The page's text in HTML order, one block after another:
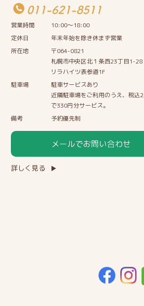
011-621-8511
営業時間
10:00〜18:00
定休日
年末年始を除き休まず営業
所在地
〒064-0821
札幌市中央区北１条西23丁目1-28
リラハイツ表参道1F
駐車場
駐車サービスあり
近隣駐車場をご利用のうえ、税込
で330円分サービス。
備考
予約優先制
メールでお問い合わせ
詳しく見る